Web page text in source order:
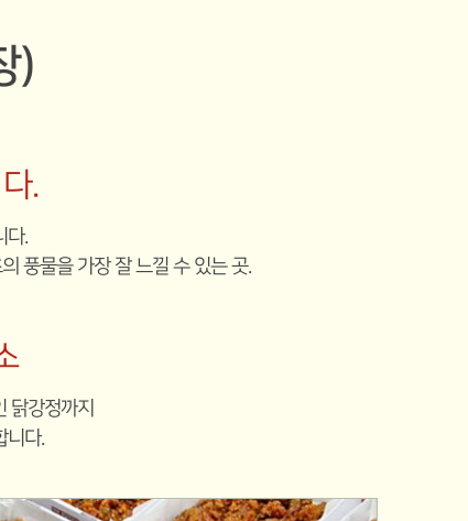
)
.
다.
풍물을 가장 잘 느낄 수 있는 곳.
닭강정까지
니다.